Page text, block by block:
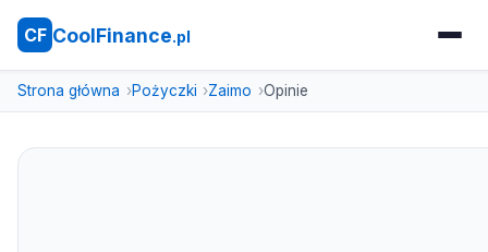
CF CoolFinance.pl
Strona główna Pożyczki Zaimo Opinie